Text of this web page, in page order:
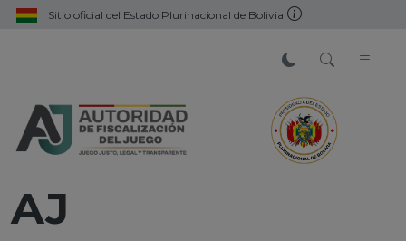
Sitio oficial del Estado Plurinacional de Bolivia
AJ